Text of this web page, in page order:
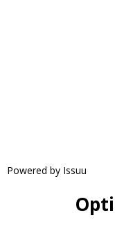
Powered by Issuu